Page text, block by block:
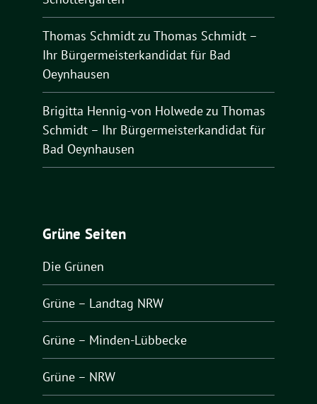
Thomas Schmidtzu Thomas Schmidt –
Ihr Bürgermeisterkandidat für Bad
Oeynhausen
Brigitta Hennig-von Holwedezu Thomas
Schmidt – Ihr Bürgermeisterkandidat für
Bad Oeynhausen
Grüne Seiten
Die Grünen
Grüne – Landtag NRW
Grüne – Minden-Lübbecke
Grüne – NRW